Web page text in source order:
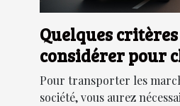
Quelques
considérer pour
véhicule de
Pour transporter les
société, vous aurez